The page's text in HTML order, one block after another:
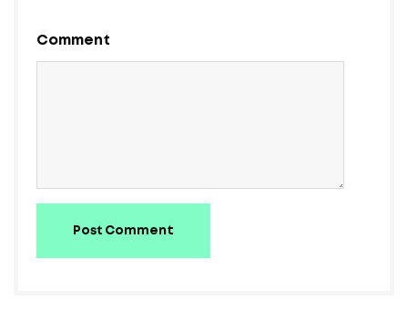
Comment
Post Comment